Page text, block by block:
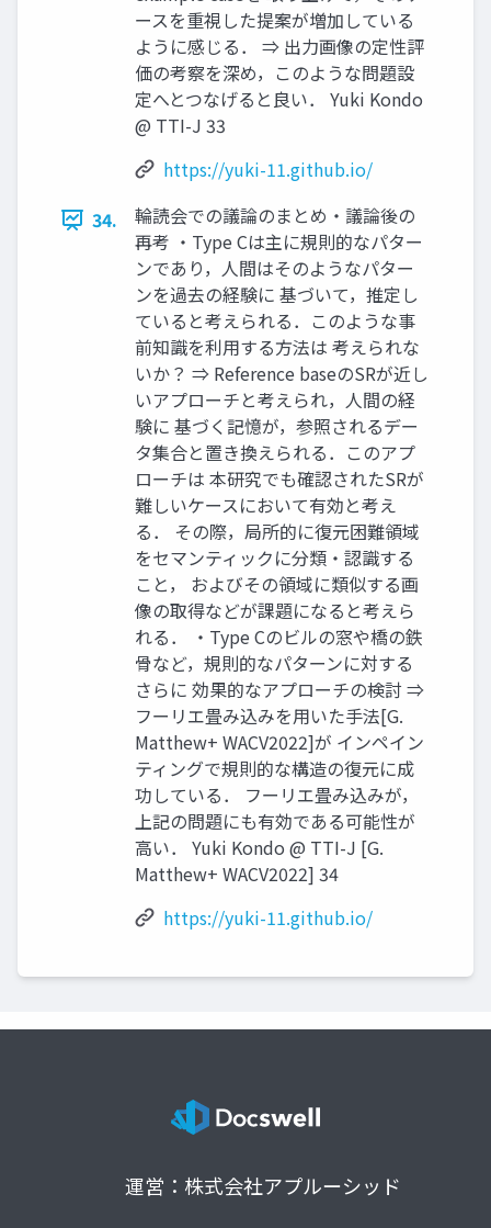
ースを重視した提案が増加している
ように感じる． ⇒ 出力画像の定性評
価の考察を深め，このような問題設
定へとつなげると良い． Yuki Kondo
@ TTI-J 33
https://yuki-11.github.io/
34.
輪読会での議論のまとめ・議論後の
再考 ・Type Cは主に規則的なパター
ンであり，人間はそのようなパター
ンを過去の経験に 基づいて，推定し
ていると考えられる．このような事
前知識を利用する方法は 考えられな
いか？ ⇒ Reference baseのSRが近し
いアプローチと考えられ，人間の経
験に 基づく記憶が，参照されるデー
タ集合と置き換えられる．このアプ
ローチは 本研究でも確認されたSRが
難しいケースにおいて有効と考え
る． その際，局所的に復元困難領域
をセマンティックに分類・認識する
こと， およびその領域に類似する画
像の取得などが課題になると考えら
れる． ・Type Cのビルの窓や橋の鉄
骨など，規則的なパターンに対する
さらに 効果的なアプローチの検討 ⇒
フーリエ畳み込みを用いた手法[G.
Matthew+ WACV2022]が インペイン
ティングで規則的な構造の復元に成
功している． フーリエ畳み込みが，
上記の問題にも有効である可能性が
高い． Yuki Kondo @ TTI-J [G.
Matthew+ WACV2022] 34
https://yuki-11.github.io/
運営：株式会社アプルーシッド